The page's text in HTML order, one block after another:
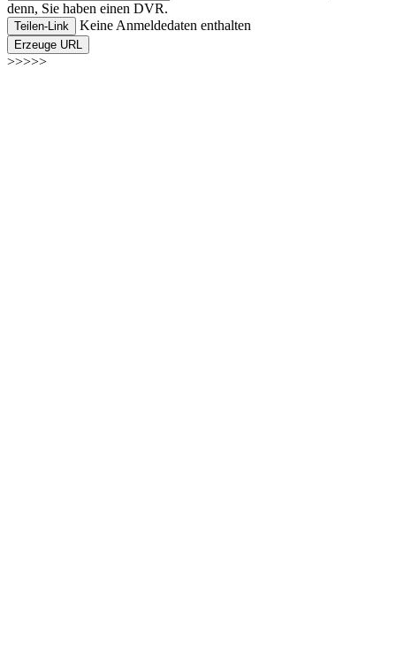
denn, Sie haben einen DVR.
Teilen-Link Keine Anmeldedaten enthalten
Erzeuge URL
>>>>>